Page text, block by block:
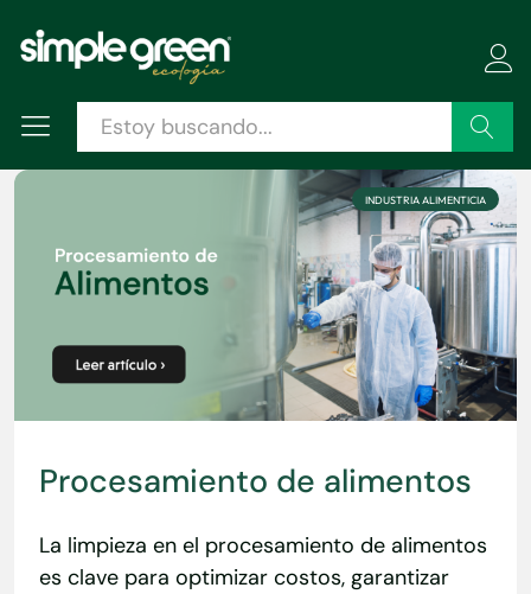
Buscar
INDUSTRIA ALIMENTICIA
Procesamiento de alimentos
La limpieza en el procesamiento de alimentos
es clave para optimizar costos, garantizar